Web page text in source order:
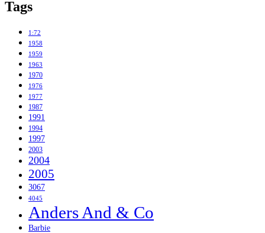
Tags
1:72
1958
1959
1963
1970
1976
1977
1987
1991
1994
1997
2003
2004
2005
3067
4045
Anders And & Co
Barbie